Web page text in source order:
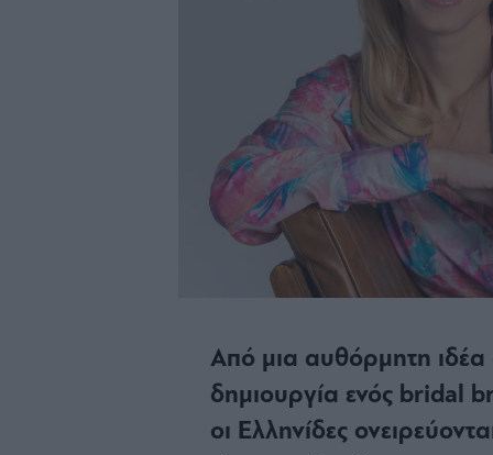
Από μια αυθόρμητη ιδέα
δημιουργία ενός bridal
οι Ελληνίδες